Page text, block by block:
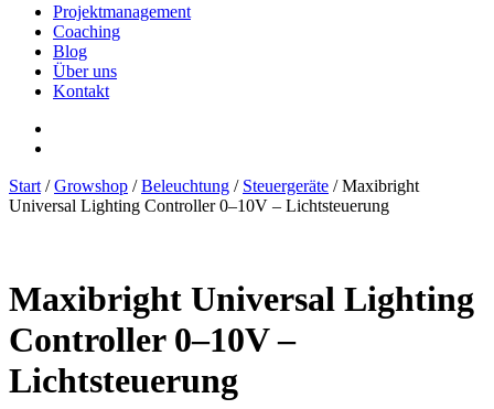
Projektmanagement
Coaching
Blog
Über uns
Kontakt
Start /Growshop /Beleuchtung / Steuergeräte / Maxibright
Universal Lighting Controller 0–10V – Lichtsteuerung
Maxibright Universal Lighting
Controller 0–10V –
Lichtsteuerung